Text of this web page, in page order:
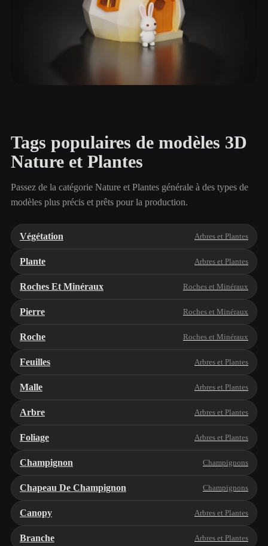
Tags populaires de modèles 3D
Nature et Plantes
Passez de la catégorie Nature et Plantes générale à des types de
modèles plus précis et prêts pour la production.
Végétation Arbres et Plantes
Plante Arbres et Plantes
Roches Et Minéraux Roches et Minéraux
Pierre Roches et Minéraux
Roche Roches et Minéraux
Feuilles Arbres et Plantes
Malle Arbres et Plantes
Arbre Arbres et Plantes
Foliage Arbres et Plantes
Champignon Champignons
Chapeau De Champignon Champignons
Canopy Arbres et Plantes
Branche Arbres et Plantes